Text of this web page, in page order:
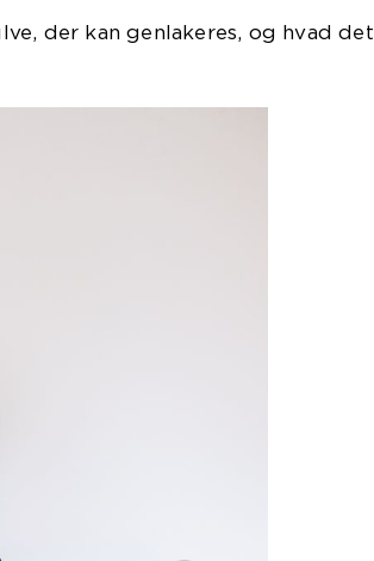
der kan genlakeres, og hvad det